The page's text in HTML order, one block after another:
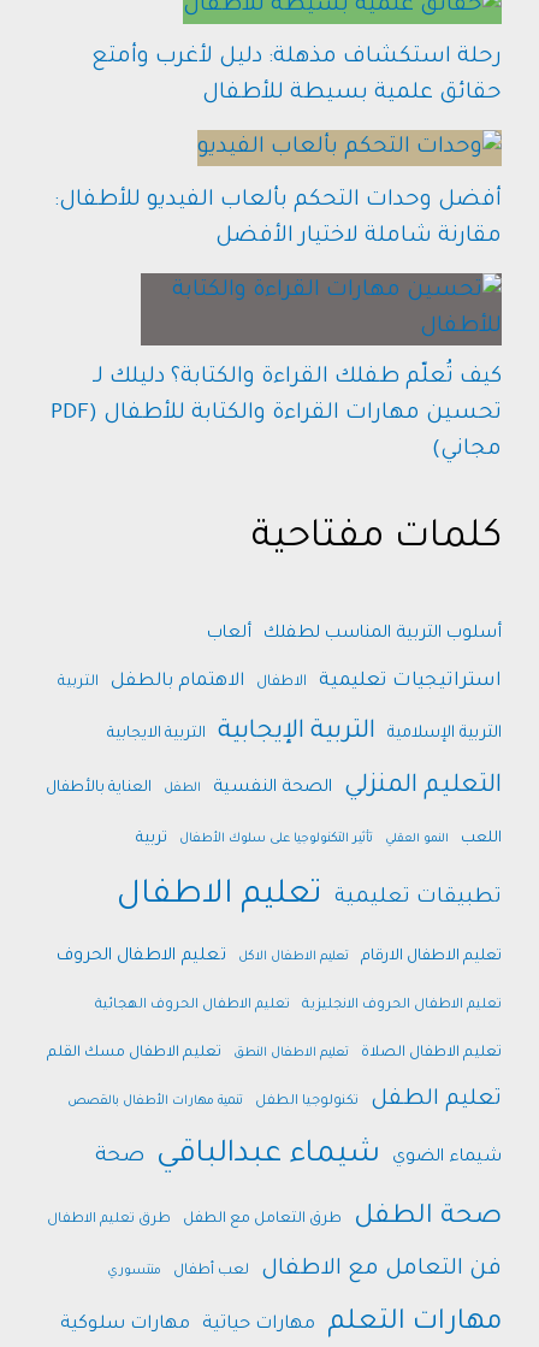
رحلة استكشاف مذهلة: دليل لأغرب وأمتع
حقائق علمية بسيطة للأطفال
أفضل وحدات التحكم بألعاب الفيديو للأطفال:
مقارنة شاملة لاختيار الأفضل
كيف تُعلّم طفلك القراءة والكتابة؟ دليلك لـ
تحسين مهارات القراءة والكتابة للأطفال (PDF
مجاني)
كلمات مفتاحية
أسلوب التربية المناسب لطفلك ألعاب
استراتيجيات تعليمية الاطفال الاهتمام بالطفل التربية
التربية الإسلامية التربية الإيجابية التربية الايجابية
التعليم المنزلي الصحة النفسية الطفل العناية بالأطفال
اللعب النمو العقلي تأثير التكنولوجيا على سلوك الأطفال تربية
تطبيقات تعليمية تعليم الاطفال
تعليم الاطفال الارقام تعليم الاطفال الاكل تعليم الاطفال الحروف
تعليم الاطفال الحروف الانجليزية تعليم الاطفال الحروف الهجائية
تعليم الاطفال الصلاة تعليم الاطفال النطق تعليم الاطفال مسك القلم
تعليم الطفل تكنولوجيا الطفل تنمية مهارات الأطفال بالقصص
شيماء الضوي شيماء عبدالباقي صحة
صحة الطفل طرق التعامل مع الطفل طرق تعليم الاطفال
فن التعامل مع الاطفال لعب أطفال منتسوري
مهارات التعلم مهارات حياتية مهارات سلوكية